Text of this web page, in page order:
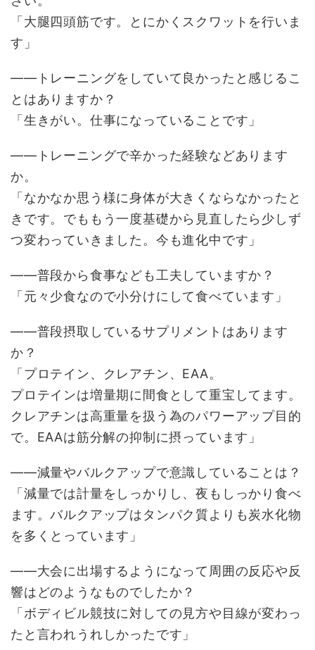
「大腿四頭筋です。とにかくスクワットを行いま
す」
――トレーニングをしていて良かったと感じるこ
とはありますか？
「生きがい。仕事になっていることです」
――トレーニングで辛かった経験などあります
か。
「なかなか思う様に身体が大きくならなかったと
きです。でももう一度基礎から見直したら少しず
つ変わっていきました。今も進化中です」
――普段から食事なども工夫していますか？
「元々少食なので小分けにして食べています」
――普段摂取しているサプリメントはあります
か？
「プロテイン、クレアチン、EAA。
プロテインは増量期に間食として重宝してます。
クレアチンは高重量を扱う為のパワーアップ目的
で。EAAは筋分解の抑制に摂っています」
――減量やバルクアップで意識していることは？
「減量では計量をしっかりし、夜もしっかり食べ
ます。バルクアップはタンパク質よりも炭水化物
を多くとっています」
――大会に出場するようになって周囲の反応や反
響はどのようなものでしたか？
「ボディビル競技に対しての見方や目線が変わっ
たと言われうれしかったです」